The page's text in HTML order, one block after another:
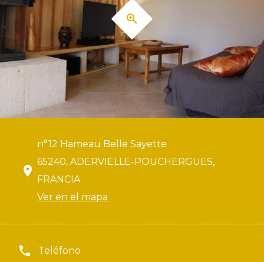
n°12 Hameau Belle Sayette
65240, ADERVIELLE-POUCHERGUES,
FRANCIA
Ver en el mapa
Teléfono